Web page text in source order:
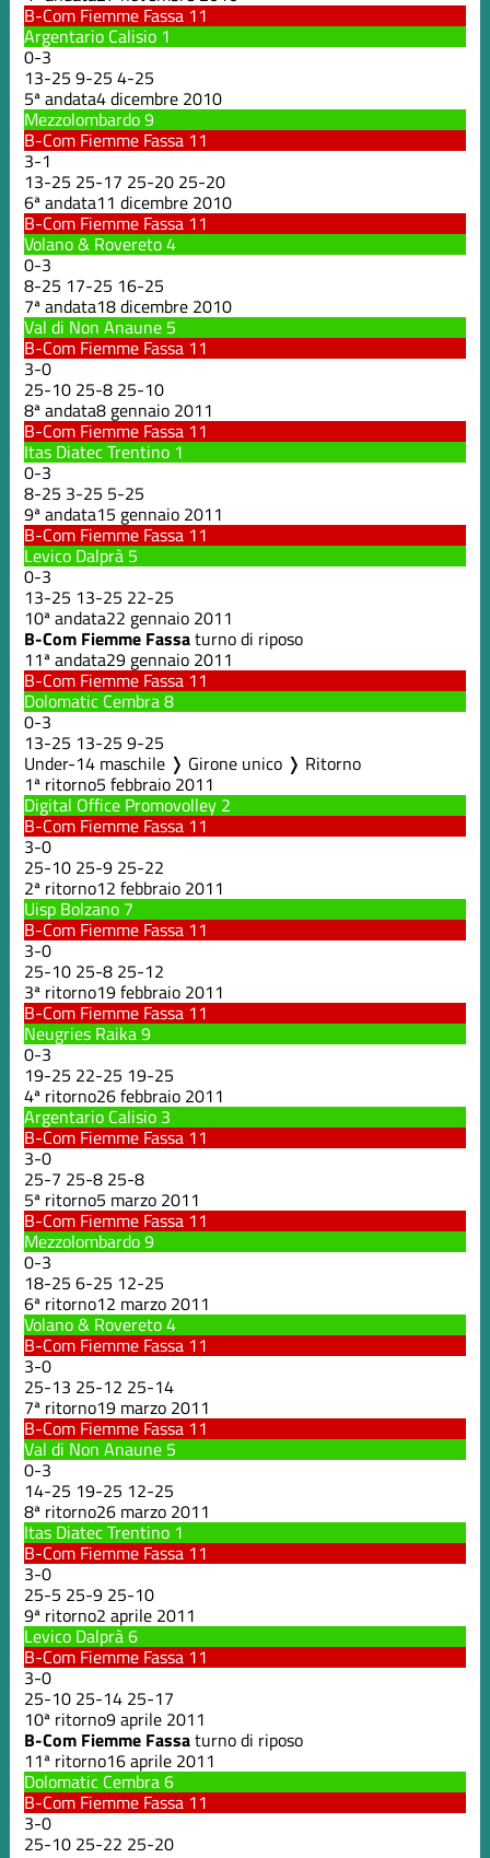
B-Com Fiemme Fassa 11
Argentario Calisio 1
0-3
13-25 9-25 4-25
5ª andata4 dicembre 2010
Mezzolombardo9
B-Com Fiemme Fassa 11
3-1
13-25 25-17 25-20 25-20
6ª andata11 dicembre 2010
B-Com Fiemme Fassa 11
Volano & Rovereto4
0-3
8-25 17-25 16-25
7ª andata18 dicembre 2010
Val di Non Anaune 5
B-Com Fiemme Fassa 11
3-0
25-10 25-8 25-10
8ª andata8 gennaio 2011
B-Com Fiemme Fassa 11
Itas Diatec Trentino 1
0-3
8-25 3-25 5-25
9ª andata15 gennaio 2011
B-Com Fiemme Fassa 11
Levico Dalprà 5
0-3
13-25 13-25 22-25
10ª andata22 gennaio 2011
B-Com Fiemme Fassaturno di riposo
11ª andata29 gennaio 2011
B-Com Fiemme Fassa 11
Dolomatic Cembra8
0-3
13-25 13-25 9-25
Under-14 maschile ❭ Girone unico ❭ Ritorno
1ª ritorno5 febbraio 2011
Digital Office Promovolley 2
B-Com Fiemme Fassa 11
3-0
25-10 25-9 25-22
2ª ritorno12 febbraio 2011
Uisp Bolzano 7
B-Com Fiemme Fassa 11
3-0
25-10 25-8 25-12
3ª ritorno19 febbraio 2011
B-Com Fiemme Fassa 11
Neugries Raika9
0-3
19-25 22-25 19-25
4ª ritorno26 febbraio 2011
Argentario Calisio 3
B-Com Fiemme Fassa 11
3-0
25-7 25-8 25-8
5ª ritorno5 marzo 2011
B-Com Fiemme Fassa 11
Mezzolombardo9
0-3
18-25 6-25 12-25
6ª ritorno12 marzo 2011
Volano & Rovereto4
B-Com Fiemme Fassa 11
3-0
25-13 25-12 25-14
7ª ritorno19 marzo 2011
B-Com Fiemme Fassa 11
Val di Non Anaune 5
0-3
14-25 19-25 12-25
8ª ritorno26 marzo 2011
Itas Diatec Trentino 1
B-Com Fiemme Fassa 11
3-0
25-5 25-9 25-10
9ª ritorno2 aprile 2011
Levico Dalprà6
B-Com Fiemme Fassa 11
3-0
25-10 25-14 25-17
10ª ritorno9 aprile 2011
B-Com Fiemme Fassaturno di riposo
11ª ritorno16 aprile 2011
Dolomatic Cembra6
B-Com Fiemme Fassa 11
3-0
25-10 25-22 25-20